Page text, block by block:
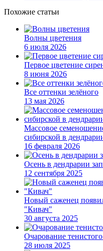
Похожие статьи
Волны цветения
6 июля 2026
Первое цветение
8 июня 2026
Все оттенки зелёного
13 мая 2026
Массовое
сибирской в
16 февраля 2026
Осень в дендрарии
12 сентября 2025
Новый саженец
"Кивач"
30 августа 2025
Очарование тенистого
28 июля 2025